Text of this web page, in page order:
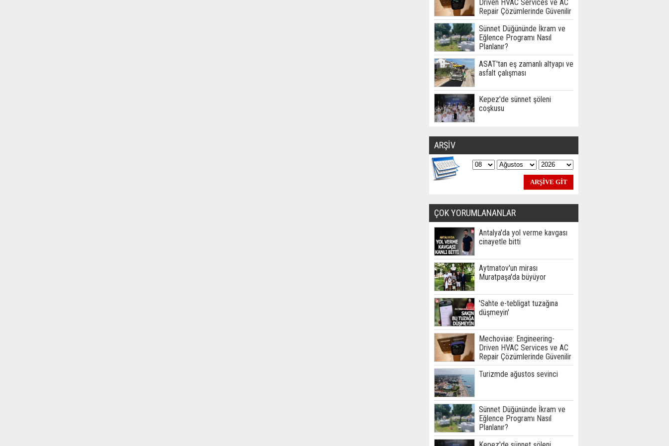
Driven HVAC Services ve AC
Repair Çözümlerinde Güvenilir
Teknik Hizmet Ortağınız
Sünnet Düğününde İkram ve
Eğlence Programı Nasıl
Planlanır?
ASAT'tan eş zamanlı altyapı ve
asfalt çalışması
Kepez'de sünnet şöleni
coşkusu
ARŞİV
ÇOK YORUMLANANLAR
Antalya'da yol verme kavgası
cinayetle bitti
Aytmatov'un mirası
Muratpaşa'da büyüyor
'Sahte e-tebligat tuzağına
düşmeyin'
Mechoviae: Engineering-
Driven HVAC Services ve AC
Repair Çözümlerinde Güvenilir
Teknik Hizmet Ortağınız
Turizmde ağustos sevinci
Sünnet Düğününde İkram ve
Eğlence Programı Nasıl
Planlanır?